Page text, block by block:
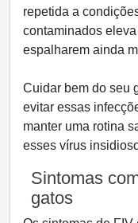
repetida a
contaminados
espalharem ainda
Cuidar bem do seu
evitar essas
manter uma rotina
esses vírus
Sintomas
gatos